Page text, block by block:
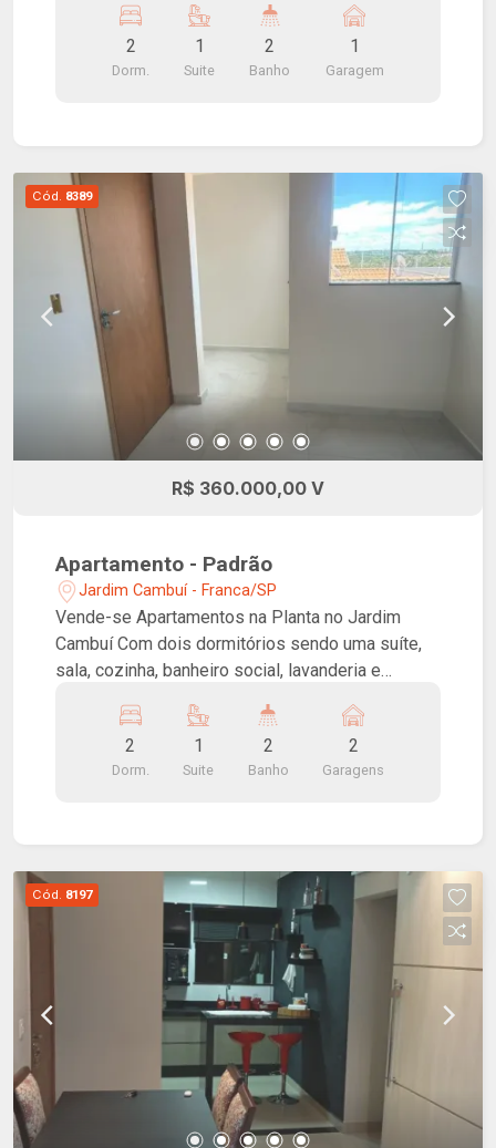
fitness, piscina, pergolado, redário e playground.
Localização privilegiada, próximo à Avenida
Paulo VI.
2
Dorm.
1
Suite
2
Banho
1
Garagem
Cód. 8389
R$ 360.000,00 V
Apartamento - Padrão
Jardim Cambuí - Franca/SP
Vende-se Apartamentos na Planta no Jardim
Cambuí Com dois dormitórios sendo uma suíte,
sala, cozinha, banheiro social, lavanderia e
2
Dorm.
1
Suite
2
Banho
2
Garagens
Cód. 8197